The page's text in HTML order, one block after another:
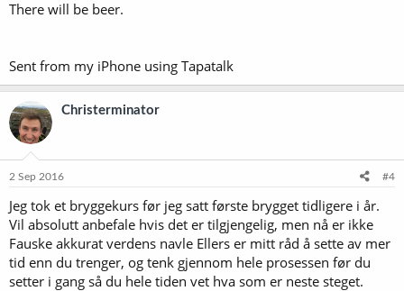
There will be beer.
Sent from my iPhone using Tapatalk
Christerminator
2 Sep 2016 #4
Jeg tok et bryggekurs før jeg satt første brygget tidligere i år.
Vil absolutt anbefale hvis det er tilgjengelig, men nå er ikke
Fauske akkurat verdens navle Ellers er mitt råd å sette av mer
tid enn du trenger, og tenk gjennom hele prosessen før du
setter i gang så du hele tiden vet hva som er neste steget.